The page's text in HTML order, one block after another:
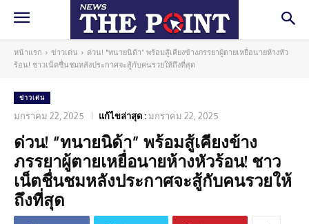
หน้าแรก ข่าวเด่น
ด่วน! "ทนายนิด้า” พร้อมสู้เคียงข้างภรรยาผู้ตายเหยื่อนายห้างหัว
ร้อน! ชาวเน็ตชื่นชมหลังประกาศจะสู้กับคนรวยให้ถึงที่สุด
ข่าวเด่น
มกราคม 22, 2025 แก้ไขล่าสุด : มกราคม 22, 2025
ด่วน! “ทนายนิด้า” พร้อมสู้เคียงข้าง
ภรรยาผู้ตายเหยื่อนายห้างหัวร้อน! ชาว
เน็ตชื่นชมหลังประกาศจะสู้กับคนรวยให้
ถึงที่สุด